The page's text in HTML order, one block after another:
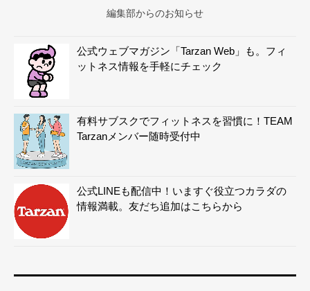
編集部からのお知らせ
公式ウェブマガジン「Tarzan Web」も。フィ
ットネス情報を手軽にチェック
有料サブスクでフィットネスを習慣に！TEAM
Tarzanメンバー随時受付中
公式LINEも配信中！いますぐ役立つカラダの
情報満載。友だち追加はこちらから